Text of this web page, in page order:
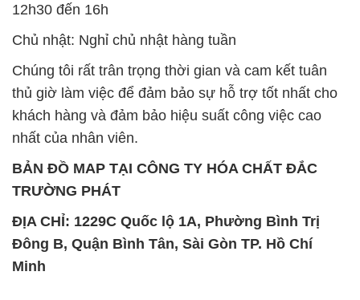
12h30 đến 16h
Chủ nhật: Nghỉ chủ nhật hàng tuần
Chúng tôi rất trân trọng thời gian và cam kết tuân
thủ giờ làm việc để đảm bảo sự hỗ trợ tốt nhất cho
khách hàng và đảm bảo hiệu suất công việc cao
nhất của nhân viên.
BẢN ĐỒ MAP TẠI CÔNG TY HÓA CHẤT ĐẮC
TRƯỜNG PHÁT
ĐỊA CHỈ: 1229C Quốc lộ 1A, Phường Bình Trị
Đông B, Quận Bình Tân, Sài Gòn TP. Hồ Chí
Minh